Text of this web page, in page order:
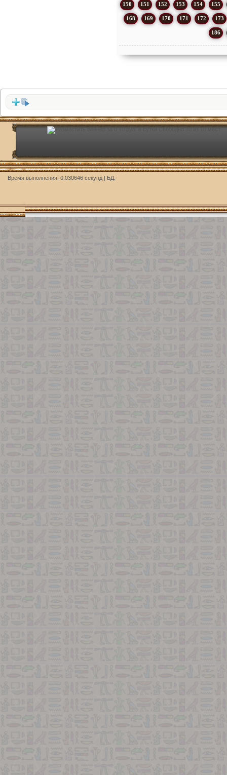
150 151 152 153 154 155
168 169 170 171 172 173
186
Время выполнения: 0.030646 секунд | БД: